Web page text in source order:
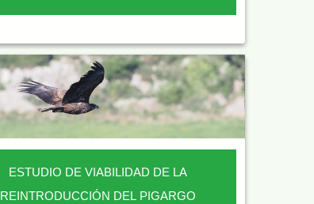
ESTUDIO DE VIABILIDAD DE LA
REINTRODUCCIÓN DEL PIGARGO